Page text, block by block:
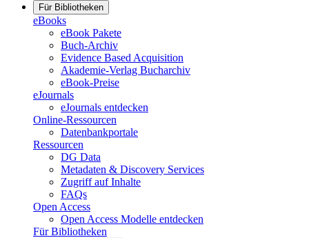
Für Bibliotheken
eBooks
eBook Pakete
Buch-Archiv
Evidence Based Acquisition
Akademie-Verlag Bucharchiv
eBook-Preise
eJournals
eJournals entdecken
Online-Ressourcen
Datenbankportale
Ressourcen
DG Data
Metadaten & Discovery Services
Zugriff auf Inhalte
FAQs
Open Access
Open Access Modelle entdecken
Für Bibliotheken